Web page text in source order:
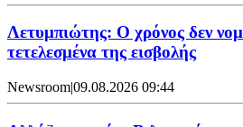
Λετυμπιώτης: Ο χρόνος δεν
τετελεσμένα της εισβολής
Newsroom|09.08.2026 09:44